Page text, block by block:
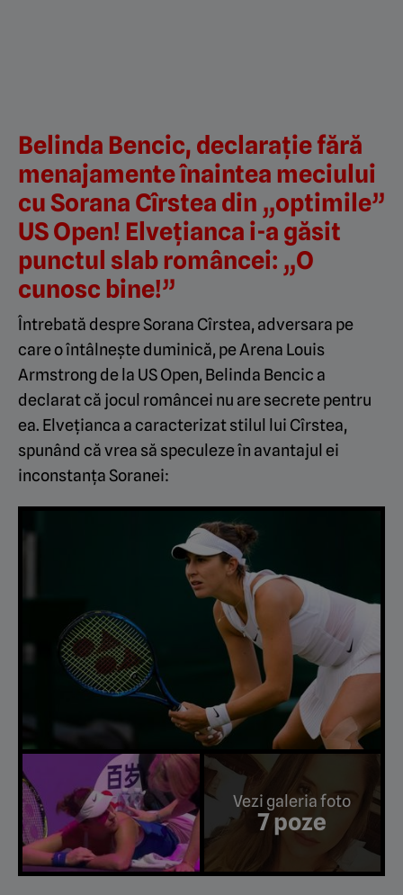
Belinda Bencic, declarație fără
menajamente înaintea meciului
cu Sorana Cîrstea din „optimile”
US Open! Elvețianca i-a găsit
punctul slab româncei: „O
cunosc bine!”
Întrebată despre Sorana Cîrstea, adversara pe
care o întâlnește duminică, pe Arena Louis
Armstrong de la US Open, Belinda Bencic a
declarat că jocul româncei nu are secrete pentru
ea. Elvețianca a caracterizat stilul lui Cîrstea,
spunând că vrea să speculeze în avantajul ei
inconstanța Soranei:
Vezi galeria foto
7 poze